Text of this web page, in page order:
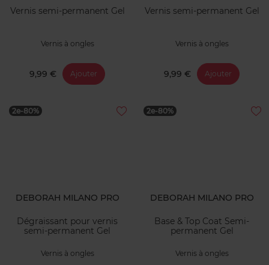
Vernis semi-permanent Gel
Vernis à ongles
9,99 € Ajouter
Vernis semi-permanent Gel
Vernis à ongles
9,99 € Ajouter
2e-80%
DEBORAH MILANO PRO
Dégraissant pour vernis
semi-permanent Gel
Vernis à ongles
2e-80%
DEBORAH MILANO PRO
Base & Top Coat Semi-
permanent Gel
Vernis à ongles